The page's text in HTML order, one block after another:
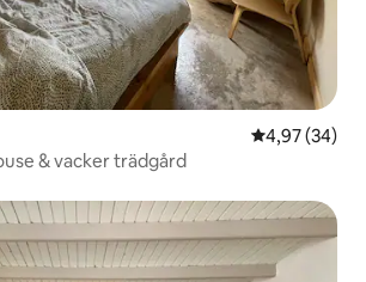
4,97 av 5 i
4,97 (34)
& vacker trädgård